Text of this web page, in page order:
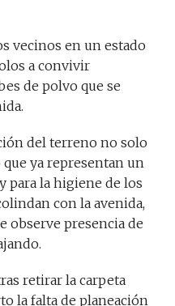
vecinos en un estado
a convivir
de polvo que se
del terreno no solo
ya representan un
para la higiene de los
con la avenida,
observe presencia de
retirar la carpeta
la falta de planeación